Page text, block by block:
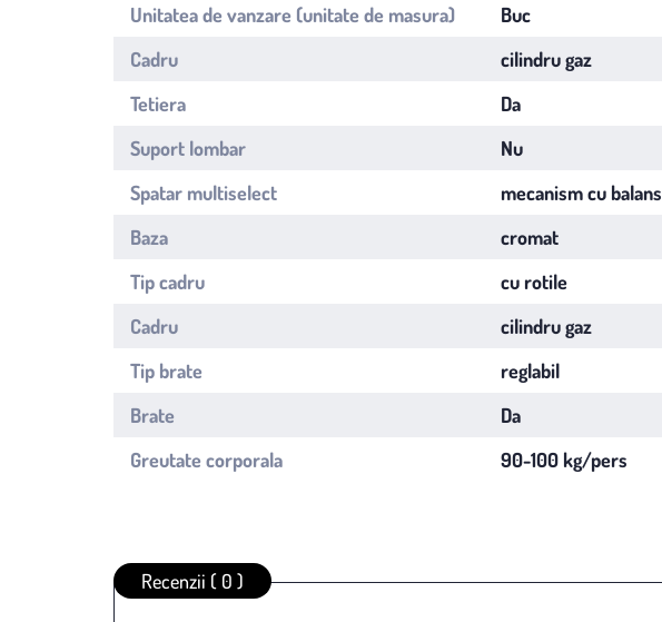
Unitatea de vanzare (unitate de masura)
Buc
Cadru
cilindru gaz
Tetiera
Da
Suport lombar
Nu
Spatar multiselect
mecanism cu balans
Baza
cromat
Tip cadru
cu rotile
Cadru
cilindru gaz
Tip brate
reglabil
Brate
Da
Greutate corporala
90-100 kg/pers
Recenzii ( 0 )